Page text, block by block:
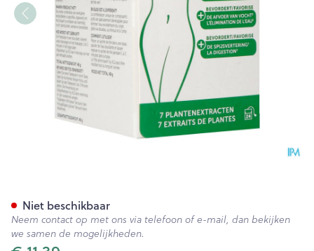
Niet beschikbaar
Neem contact op met ons via telefoon of e-mail, dan bekijken
we samen de mogelijkheden.